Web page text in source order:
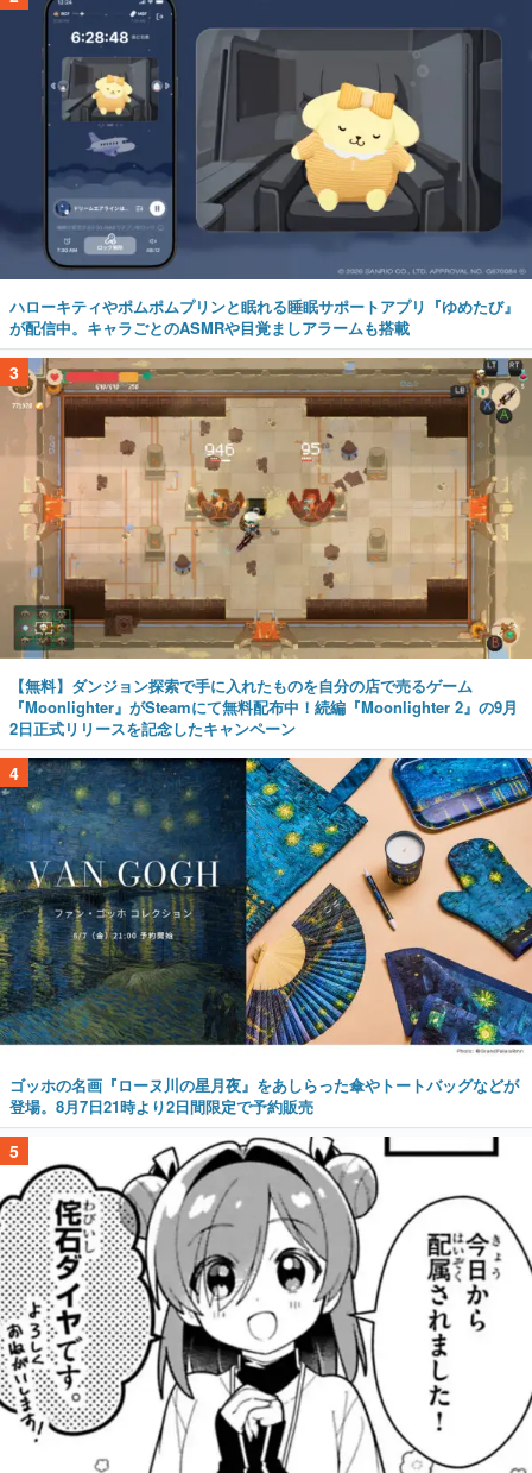
ハローキティやポムポムプリンと眠れる睡眠サポートアプリ『ゆめたび』
が配信中。キャラごとのASMRや目覚ましアラームも搭載
3
【無料】ダンジョン探索で手に入れたものを自分の店で売るゲーム
『Moonlighter』がSteamにて無料配布中！続編『Moonlighter 2』の9月
2日正式リリースを記念したキャンペーン
ゴッホの名画『ローヌ川の星月夜』をあしらった傘やトートバッグなどが
登場。8月7日21時より2日間限定で予約販売
コロコロ初のゆるかわ4コマ『まだサ終しないんですか？』公開スター
ト。主人公は新入社員の侘石ダイヤ、ゲーム会社を舞台にトラブルへ対応